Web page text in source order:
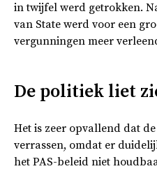
in twijfel werd getrokken.
van State werd voor een
vergunningen meer
De politiek liet
Het is zeer opvallend dat
verrassen, omdat er
het PAS-beleid niet